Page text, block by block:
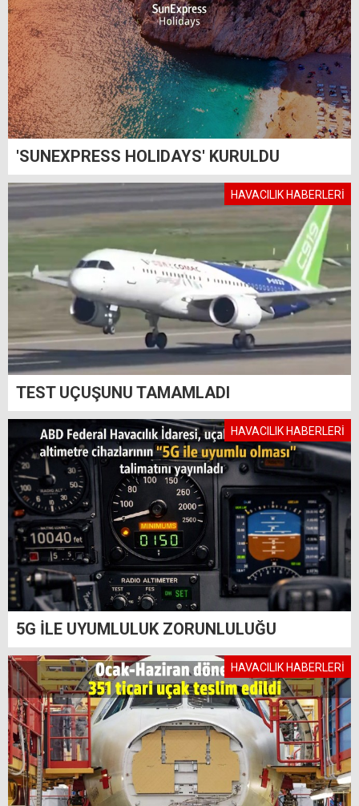
'SUNEXPRESS HOLIDAYS' KURULDU
HAVACILIK HABERLERİ
TEST UÇUŞUNU TAMAMLADI
HAVACILIK HABERLERİ
5G İLE UYUMLULUK ZORUNLULUĞU
HAVACILIK HABERLERİ